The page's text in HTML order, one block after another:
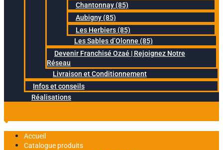
Chantonnay (85)
Aubigny (85)
Les Herbiers (85)
Les Sables d’Olonne (85)
Devenir Franchisé Ozaé | Rejoignez Notre
Réseau
Livraison et Conditionnement
Infos et conseils
Réalisations
Accueil
Catalogue produits